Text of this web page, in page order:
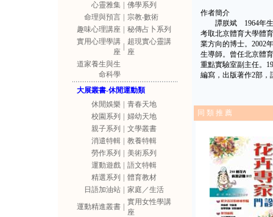
心靈雅集
佛學系列
命理與預言
宗教‧數術
趣味心理講座
秘傳占卜系列
實用心理學講
座
超現實心靈講
座
道家養生與生
命科學
大展叢書-休閒運動類
休閒娛樂
青春天地
校園系列
婦幼天地
親子系列
文學叢書
消遣特輯
教養特輯
勞作系列
美術系列
運動遊戲
語文特輯
精選系列
體育教材
日語加油站
家庭／生活
運動精進叢書
實用女性學講
座
作者簡介
譚朕斌 1964年生於
考取北京體育大學體
業方向的博士。2002
生導師。曾任北京體
重點實驗室副主任。
編寫，出版著作2部，
同 類 推 薦